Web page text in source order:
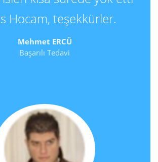
Hocam, teşekkürler.
Mehmet ERCÜ
Başarılı Tedavi